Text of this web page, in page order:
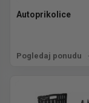
Autoprikolice
Pogledaj ponudu